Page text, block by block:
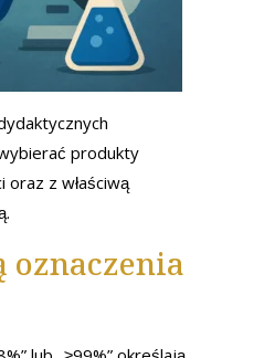
produkty
z właściwą
oznaczenia